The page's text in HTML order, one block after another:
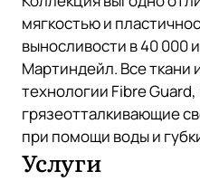
мягкостью и
выносливости в 40 000
Мартиндейл. Все ткани
технологии Fibre
грязеотталкивающие
при помощи воды и
Услуги